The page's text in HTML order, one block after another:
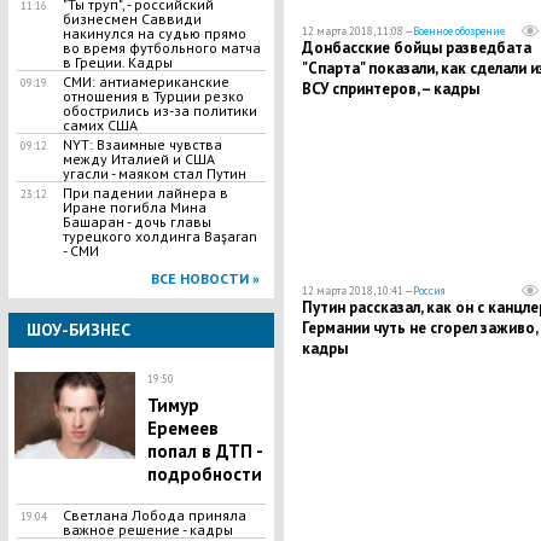
11:16
"Ты труп", - российский
бизнесмен Саввиди
накинулся на судью прямо
во время футбольного матча
в Греции. Кадры
09:19
СМИ: антиамериканские
отношения в Турции резко
обострились из-за политики
самих США
09:12
NYT: Взаимные чувства
между Италией и США
угасли - маяком стал Путин
23:12
​При падении лайнера в
Иране погибла Мина
Башаран - дочь главы
турецкого холдинга Başaran
- СМИ
ВСЕ НОВОСТИ »
ШОУ-БИЗНЕС
19:50
​Тимур
Еремеев
попал в ДТП -
подробности
19:04
​Светлана Лобода приняла
важное решение - кадры
12 марта 2018, 11:08 —Военное обозрение
Донбасские бойцы разведбата
"Спарта" показали, как сделали
ВСУ спринтеров, – кадры
12 марта 2018, 10:41 —Россия
Путин рассказал, как он с
Германии чуть не сгорел заживо,
кадры